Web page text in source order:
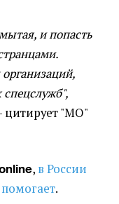
и попасть
цитирует "МО"
, в России
.